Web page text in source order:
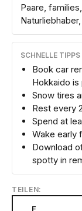
Paare,
SCHNELLE TIPPS
Book car
Hokkaido is
Snow tires
Rest every
Spend at
Wake early
Download
spotty in
TEILEN:
F